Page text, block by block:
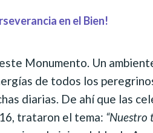
en el Bien!
Monumento. Un
de todos los
diarias. De ahí que las
trataron el tema: “Nuestro